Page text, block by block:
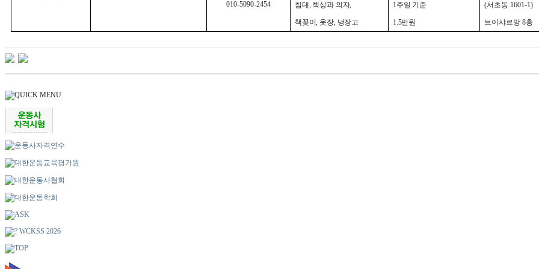
010-5090-2454
침대,책상과 의자,
책꽂이, 옷장, 냉장고
1주일 기준
1.5만원
(서초동 1601-1)
브이샤르망 8층